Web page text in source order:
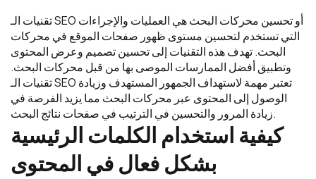
تقنيات الـ SEO أو تحسين محركات البحث هي العمليات والإجراءات
التي تستخدم لتحسين مستوى ظهور صفحات الموقع في محركات
البحث. تهدف هذه التقنيات إلى تحسين تصميم وعرض المحتوى
وتطبيق أفضل الممارسات الموصى بها من قبل محركات البحث.
تقنيات الـ SEO تعتبر مهمة لاستهداف الجمهور المستهدف وزيادة
الوصول إلى المحتوى عبر محركات البحث مما يزيد الفرصة في
زيادة المرور والتحسين في الترتيب في صفحات نتائج البحث.
كيفية استخدام الكلمات الرئيسية
بشكل فعال في المحتوى